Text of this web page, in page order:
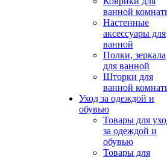
ванной
Настенные
аксессуары для
ванной
Полки, зеркала
для ванной
Шторки для
ванной
Уход за одеждой и
обувью
Товары для
за одеждой и
обувью
Товары для